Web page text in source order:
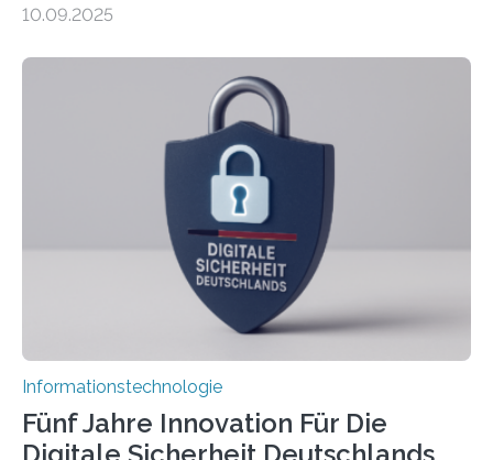
sich CAVECORE – ein neues Marie Skłodowska-Curie
koordiniert wird. Ab dem 1. September werden sich
über einen Zeitraum von vier Jahren insgesamt 15
Promovierende im Rahmen von CAVECORE mit
kognitiven Robotern beschäftigen – also mit Robotern,
die mittels Sensoren ihre Umgebung erfassen,
Informationen verarbeiten und häufig auch mit…
10.09.2025
Informationstechnologie
Fünf Jahre Innovation Für Die
Digitale Sicherheit Deutschlands